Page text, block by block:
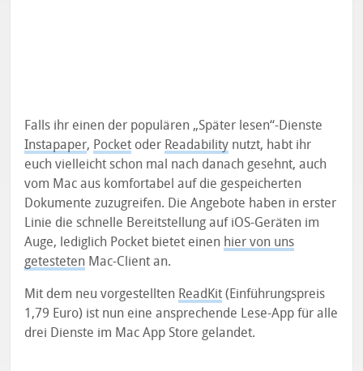
Falls ihr einen der populären „Später lesen“-Dienste
Instapaper, Pocket oder Readability nutzt, habt ihr
euch vielleicht schon mal nach danach gesehnt, auch
vom Mac aus komfortabel auf die gespeicherten
Dokumente zuzugreifen. Die Angebote haben in erster
Linie die schnelle Bereitstellung auf iOS-Geräten im
Auge, lediglich Pocket bietet einen hier von uns
getesteten Mac-Client an.
Mit dem neu vorgestellten ReadKit (Einführungspreis
1,79 Euro) ist nun eine ansprechende Lese-App für alle
drei Dienste im Mac App Store gelandet.